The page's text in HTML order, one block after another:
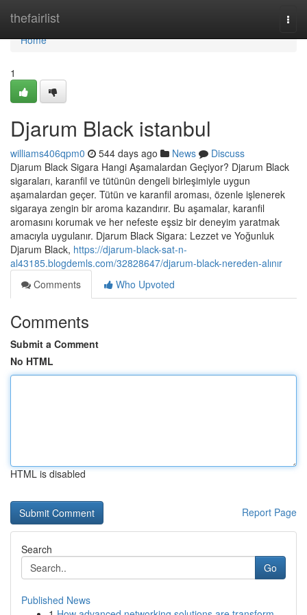
thefairlist
Home
Home
1
Djarum Black istanbul
williams406qpm0 544 days ago News
Discuss
Djarum Black Sigara Hangi Aşamalardan Geçiyor? Djarum Black
sigaraları, karanfil ve tütünün dengeli birleşimiyle uygun
aşamalardan geçer. Tütün ve karanfil aroması, özenle işlenerek
sigaraya zengin bir aroma kazandırır. Bu aşamalar, karanfil
aromasını korumak ve her nefeste eşsiz bir deneyim yaratmak
amacıyla uygulanır. Djarum Black Sigara: Lezzet ve Yoğunluk
Djarum Black, https://djarum-black-sat-n-
al43185.blogdemls.com/32828647/djarum-black-nereden-alınır
Comments
Who Upvoted
Comments
Submit a Comment
No HTML
HTML is disabled
Report Page
Search
Go
Published News